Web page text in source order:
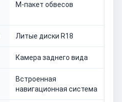
М-пакет обвесов
Литые диски R18
Камера заднего вида
Встроенная
навигационная система